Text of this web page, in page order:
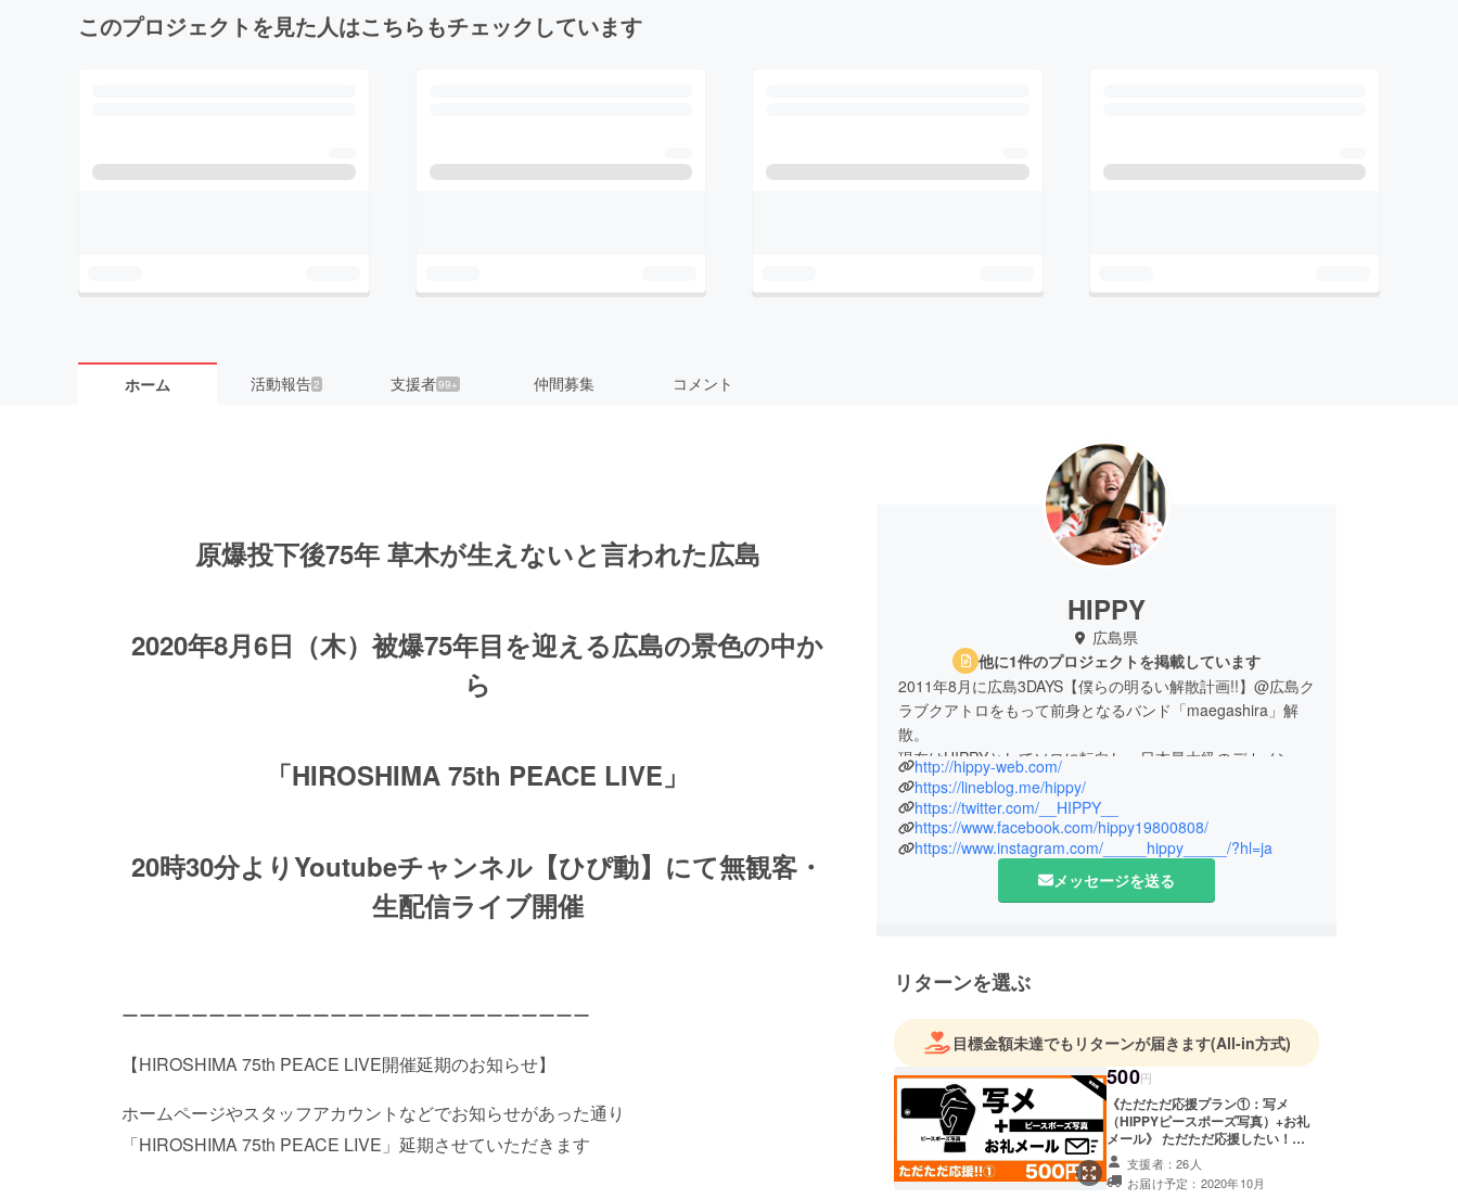
このプロジェクトを見た人はこちらもチェックしています
ホーム 活動報告 2 支援者99+ 仲間募集 コメント
原爆投下後75年 草木が生えないと言われた広島
2020年8月6日（木）被爆75年目を迎える広島の景色の中か
ら
「HIROSHIMA 75th PEACE LIVE」
20時30分よりYoutubeチャンネル【ひぴ動】にて無観客・
生配信ライブ開催
ーーーーーーーーーーーーーーーーーーーーーーーーーーー
【HIROSHIMA 75th PEACE LIVE開催延期のお知らせ】
ホームページやスタッフアカウントなどでお知らせがあった通り
「HIROSHIMA 75th PEACE LIVE」延期させていただきます
HIPPY
広島県
他に1件のプロジェクトを掲載しています
2011年8月に広島3DAYS【僕らの明るい解散計画!!】@広島ク
ラブクアトロをもって前身となるバンド「maegashira」解
散。
現在はHIPPYとしてソロに転向し、日本最大級のデカメン
と、見た目から想像できない歌唱力をウェポン（武器）に
ミュージシャンでありながら冠番組MC、ラジオパーソナリ
ティー、映画、ドラマ、舞台、CM、ナレーションなど、垣
根を超えて活動の幅をさらに広げ、YOUTUBEチャンネル
「ひぴ動」を毎週水曜に配信し、数々の大物YOUTUBERや
アーティスト、タレントとのコラボも積極的に活動中！ MV
元広島の被爆伝承事業に取り組み「原爆の語り部 被爆体験者
の証言の会」を毎月6日に広島の繁華街のBarで開催している
※この活動している中で自身が被爆３世であることを知る。
2014年4月ソロ初の冠番組 広島ホームテレビ「H♪LINE」が
スタート！
2015年4月ファーストミニアルバム「I'm HIPPY」でメジャー
デビュー。
8月には広島の野外フェス「うたたね」に出演、さらには司
会や「うたたね」のテレビ特番のメインレポーターもつとめ
http://hippy-web.com/
https://lineblog.me/hippy/
https://twitter.com/__HIPPY__
https://www.facebook.com/hippy19800808/
https://www.instagram.com/_____hippy_____/?hl=ja
メッセージを送る
リターンを選ぶ
目標金額未達でもリターンが届きます(All-in方式)
500円
《ただただ応援プラン①：写メ
（HIPPYピースポーズ写真）+お礼
メール》 ただただ応援したい！
HIPPYからピースポーズ写真とお礼
メールをお届け！ ＊メールにて
HIPPYの御礼メールと写メをお送り
支援者：26人
お届け予定：2020年10月